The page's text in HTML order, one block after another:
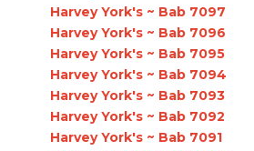
Harvey York's ~ Bab 7097
Harvey York's ~ Bab 7096
Harvey York's ~ Bab 7095
Harvey York's ~ Bab 7094
Harvey York's ~ Bab 7093
Harvey York's ~ Bab 7092
Harvey York's ~ Bab 7091